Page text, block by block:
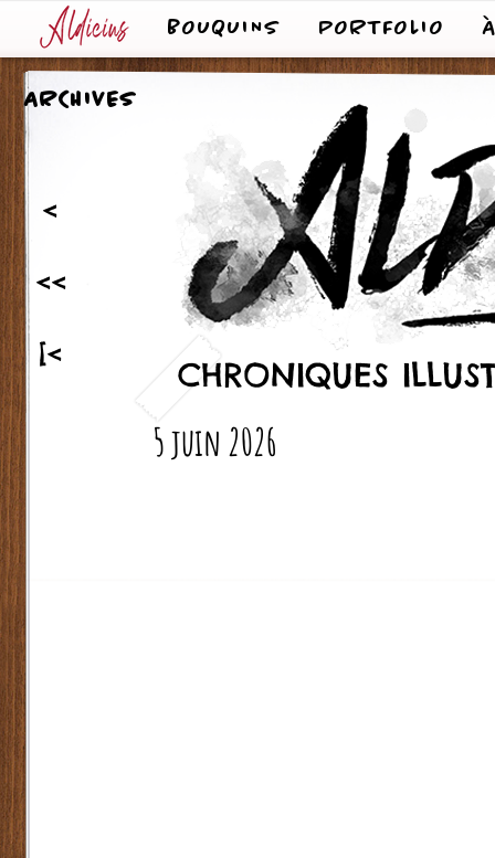
BOUQUINS PORTFOLIO
<
[<
<<
ARCHIVES
CHRONIQUES
5 juin 2026